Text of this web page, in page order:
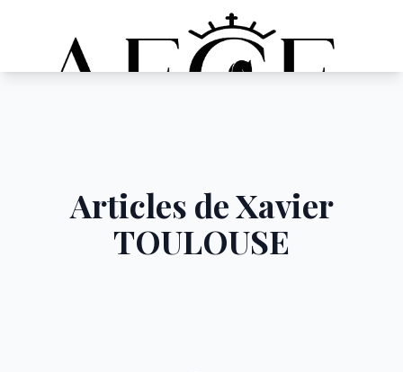
Articles de Xavier
TOULOUSE